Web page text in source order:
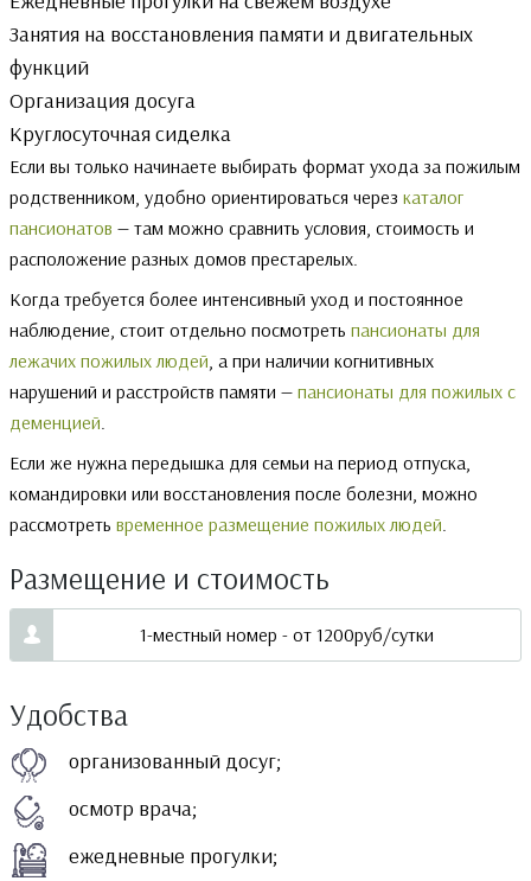
Занятия на восстановления памяти и двигательных
функций
Организация досуга
Круглосуточная сиделка
Если вы только начинаете выбирать формат ухода за пожилым
родственником, удобно ориентироваться через каталог
пансионатов — там можно сравнить условия, стоимость и
расположение разных домов престарелых.
Когда требуется более интенсивный уход и постоянное
наблюдение, стоит отдельно посмотреть пансионаты для
лежачих пожилых людей , а при наличии когнитивных
нарушений и расстройств памяти — пансионаты для пожилых с
деменцией
Если же нужна передышка для семьи на период отпуска,
командировки или восстановления после болезни, можно
рассмотреть временное размещение пожилых людей
Размещение и стоимость
1-местный номер - от 1200руб/сутки
Удобства
организованный досуг;
осмотр врача;
ежедневные прогулки;